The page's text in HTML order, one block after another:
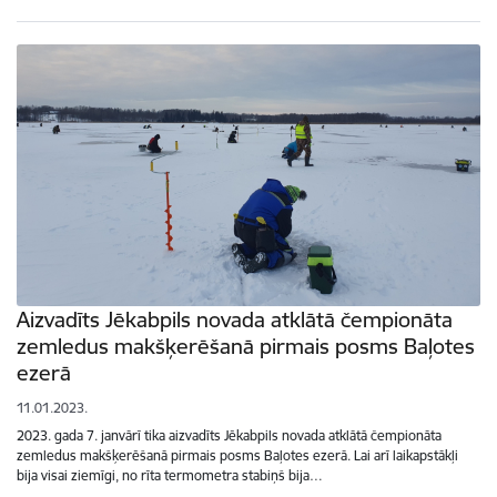
Aizvadīts Jēkabpils novada atklātā čempionāta
zemledus makšķerēšanā pirmais posms Baļotes
ezerā
11.01.2023.
2023. gada 7. janvārī tika aizvadīts Jēkabpils novada atklātā čempionāta
zemledus makšķerēšanā pirmais posms Baļotes ezerā. Lai arī laikapstākļi
bija visai ziemīgi, no rīta termometra stabiņš bija…